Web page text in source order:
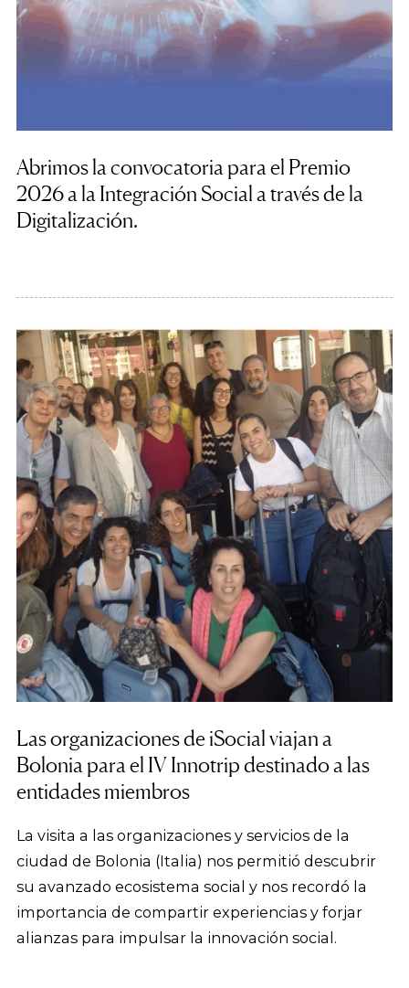
Abrimos la convocatoria para el Premio
2026 a la Integración Social a través de la
Digitalización.
Las organizaciones de iSocial viajan a
Bolonia para el IV Innotrip destinado a las
entidades miembros
La visita a las organizaciones y servicios de la
ciudad de Bolonia (Italia) nos permitió descubrir
su avanzado ecosistema social y nos recordó la
importancia de compartir experiencias y forjar
alianzas para impulsar la innovación social.